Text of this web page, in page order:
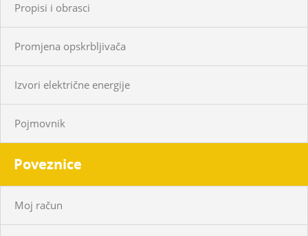
Propisi i obrasci
Promjena opskrbljivača
Izvori električne energije
Pojmovnik
Poveznice
Moj račun